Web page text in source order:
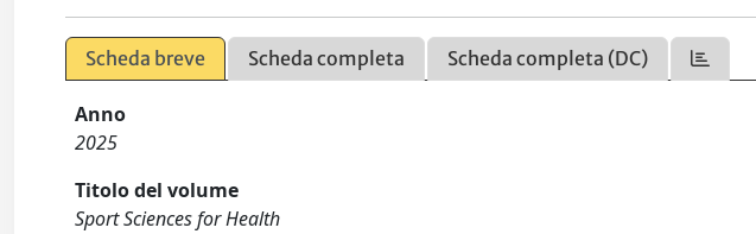
Scheda breve Scheda completa Scheda completa (DC)
Anno
2025
Titolo del volume
Sport Sciences for Health